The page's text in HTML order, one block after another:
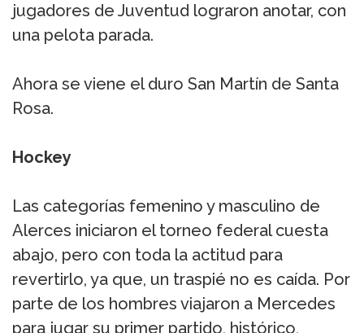
jugadores de Juventud lograron anotar, con
una pelota parada.
Ahora se viene el duro San Martín de Santa
Rosa.
Hockey
Las categorías femenino y masculino de
Alerces iniciaron el torneo federal cuesta
abajo, pero con toda la actitud para
revertirlo, ya que, un traspié no es caída. Por
parte de los hombres viajaron a Mercedes
para jugar su primer partido, histórico,